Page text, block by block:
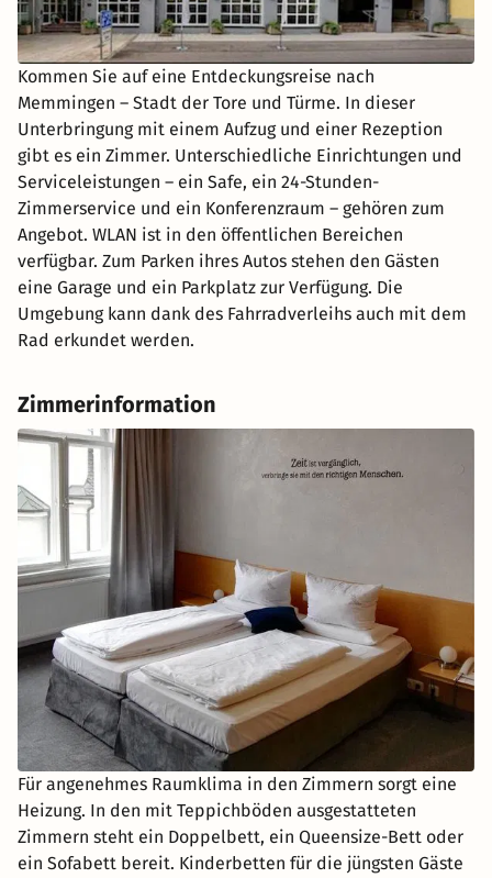
Kommen Sie auf eine Entdeckungsreise nach
Memmingen – Stadt der Tore und Türme. In dieser
Unterbringung mit einem Aufzug und einer Rezeption
gibt es ein Zimmer. Unterschiedliche Einrichtungen und
Serviceleistungen – ein Safe, ein 24-Stunden-
Zimmerservice und ein Konferenzraum – gehören zum
Angebot. WLAN ist in den öffentlichen Bereichen
verfügbar. Zum Parken ihres Autos stehen den Gästen
eine Garage und ein Parkplatz zur Verfügung. Die
Umgebung kann dank des Fahrradverleihs auch mit dem
Rad erkundet werden.
Zimmerinformation
Für angenehmes Raumklima in den Zimmern sorgt eine
Heizung. In den mit Teppichböden ausgestatteten
Zimmern steht ein Doppelbett, ein Queensize-Bett oder
ein Sofabett bereit. Kinderbetten für die jüngsten Gäste